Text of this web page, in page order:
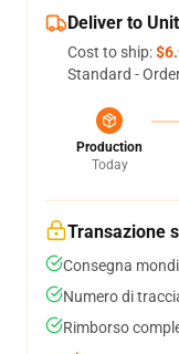
Deliver to
Cost to ship:
Standard -
Production
Today
Transazione
Consegna
Numero di
Rimborso